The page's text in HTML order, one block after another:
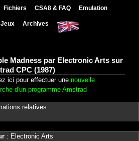
Fichiers CSA8 & FAQ Emulation
Jeux Archives
Madness par Electronic Arts sur
CPC (1987)
ici pour effectuer une nouvelle
d'un programme Amstrad
relatives :
: Electronic Arts